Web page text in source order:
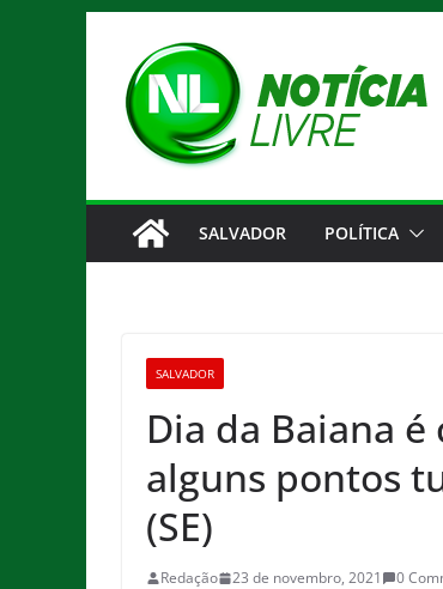
conteúdo
SALVADOR POLÍTICA
SALVADOR
Dia da Baiana
alguns pontos
(SE)
Redação 23 de novembro, 2021 0